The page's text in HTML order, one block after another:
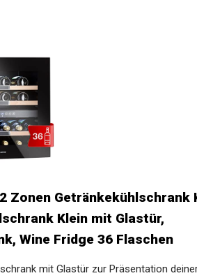
Zonen Getränkekühlschrank
Klein mit Glastür,
Wine Fridge 36 Flaschen
mit Glastür zur Präsentation